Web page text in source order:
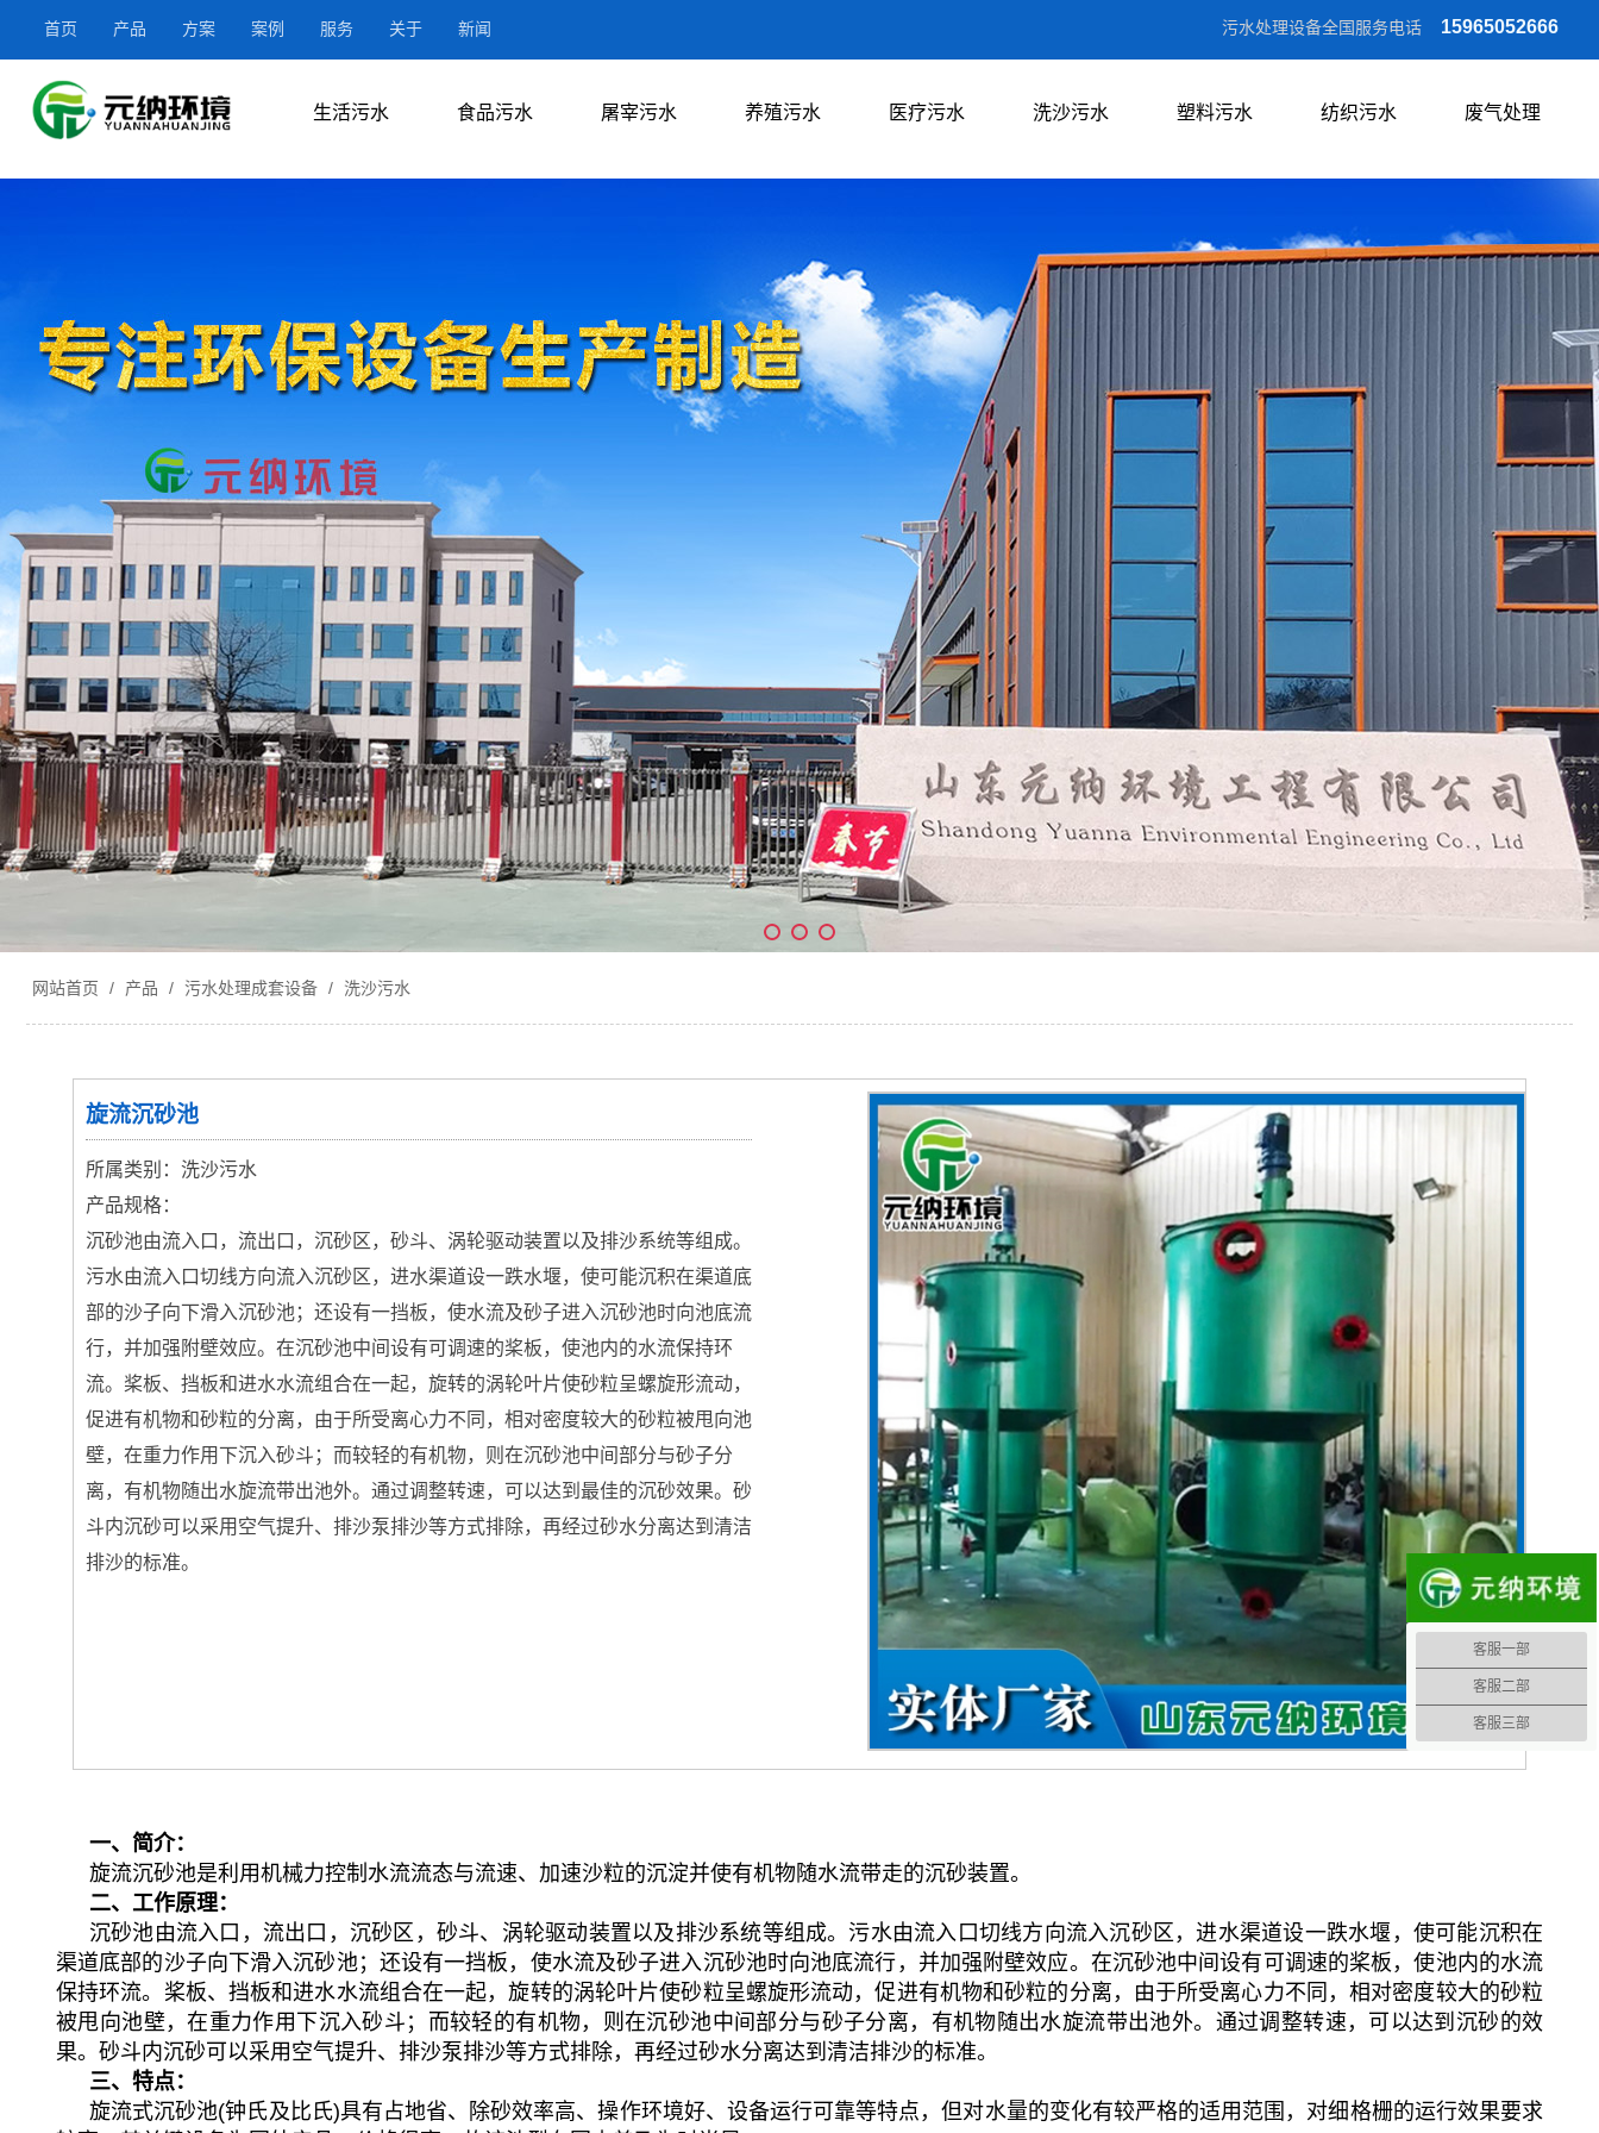
首页 产品 方案 案例 服务 关于 新闻 污水处理设备全国服务电话 15965052666
生活污水 食品污水 屠宰污水 养殖污水 医疗污水 洗沙污水 塑料污水 纺织污水 废气处理
网站首页 / 产品 / 污水处理成套设备 / 洗沙污水
旋流沉砂池
所属类别：洗沙污水
产品规格：
沉砂池由流入口，流出口，沉砂区，砂斗、涡轮驱动装置以及排沙系统等组成。
污水由流入口切线方向流入沉砂区，进水渠道设一跌水堰，使可能沉积在渠道底
部的沙子向下滑入沉砂池；还设有一挡板，使水流及砂子进入沉砂池时向池底流
行，并加强附壁效应。在沉砂池中间设有可调速的桨板，使池内的水流保持环
流。桨板、挡板和进水水流组合在一起，旋转的涡轮叶片使砂粒呈螺旋形流动，
促进有机物和砂粒的分离，由于所受离心力不同，相对密度较大的砂粒被甩向池
壁，在重力作用下沉入砂斗；而较轻的有机物，则在沉砂池中间部分与砂子分
离，有机物随出水旋流带出池外。通过调整转速，可以达到最佳的沉砂效果。砂
斗内沉砂可以采用空气提升、排沙泵排沙等方式排除，再经过砂水分离达到清洁
排沙的标准。
一、简介：
旋流沉砂池是利用机械力控制水流流态与流速、加速沙粒的沉淀并使有机物随水流带走的沉砂装置。
二、工作原理：
沉砂池由流入口，流出口，沉砂区，砂斗、涡轮驱动装置以及排沙系统等组成。污水由流入口切线方向流入沉砂区，进水渠道设一跌水堰，使可能沉积在
渠道底部的沙子向下滑入沉砂池；还设有一挡板，使水流及砂子进入沉砂池时向池底流行，并加强附壁效应。在沉砂池中间设有可调速的桨板，使池内的水流
保持环流。桨板、挡板和进水水流组合在一起，旋转的涡轮叶片使砂粒呈螺旋形流动，促进有机物和砂粒的分离，由于所受离心力不同，相对密度较大的砂粒
被甩向池壁，在重力作用下沉入砂斗；而较轻的有机物，则在沉砂池中间部分与砂子分离，有机物随出水旋流带出池外。通过调整转速，可以达到沉砂的效
果。砂斗内沉砂可以采用空气提升、排沙泵排沙等方式排除，再经过砂水分离达到清洁排沙的标准。
三、特点：
旋流式沉砂池(钟氏及比氏)具有占地省、除砂效率高、操作环境好、设备运行可靠等特点，但对水量的变化有较严格的适用范围，对细格栅的运行效果要求
客服一部
客服二部
客服三部